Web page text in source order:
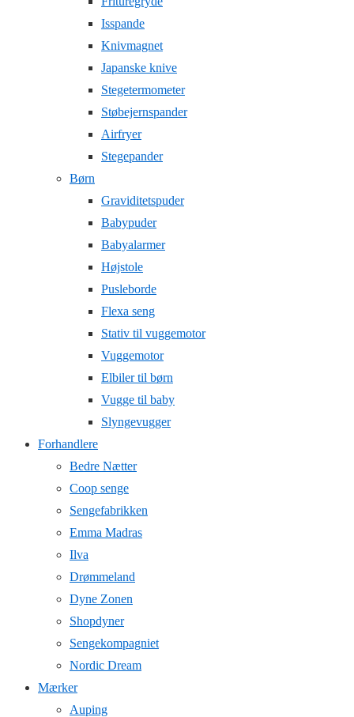
Isspande
Knivmagnet
Japanske knive
Stegetermometer
Støbejernspander
Airfryer
Stegepander
Børn
Graviditetspuder
Babypuder
Babyalarmer
Højstole
Pusleborde
Flexa seng
Stativ til vuggemotor
Vuggemotor
Elbiler til børn
Vugge til baby
Slyngevugger
Forhandlere
Bedre Nætter
Coop senge
Sengefabrikken
Emma Madras
Ilva
Drømmeland
Dyne Zonen
Shopdyner
Sengekompagniet
Nordic Dream
Mærker
Auping